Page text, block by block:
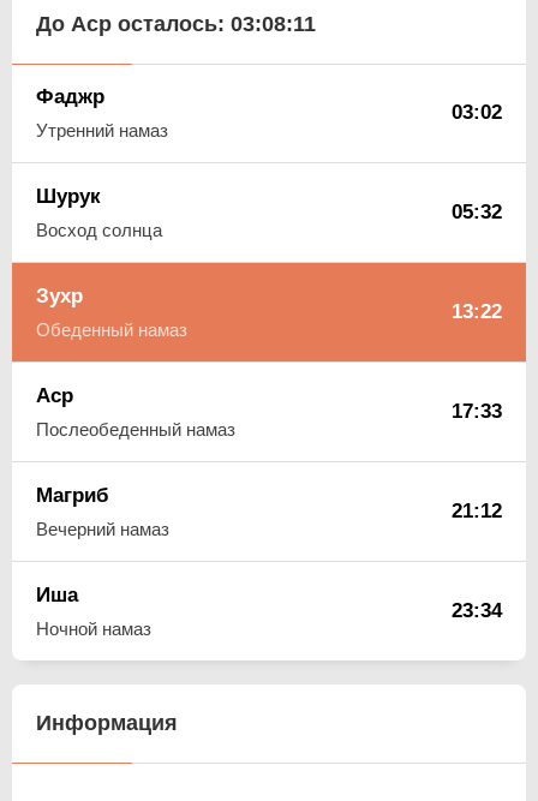
До Аср осталось: 03:08:10
Фаджр
Утренний намаз
03:02
Шурук
Восход солнца
05:32
Зухр
Обеденный намаз
13:22
Аср
Послеобеденный намаз
17:33
Магриб
Вечерний намаз
21:12
Иша
Ночной намаз
23:34
Информация